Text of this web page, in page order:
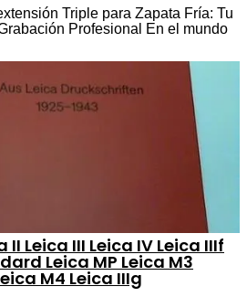
Triple para Zapata Fría: Tu
Profesional En el mundo
Leica III Leica IV Leica IIIf
Leica MP Leica M3
M4 Leica IIIg